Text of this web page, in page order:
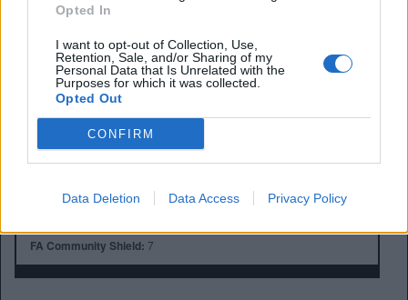
Opted In
I want to opt-out of Collection, Use,
Retention, Sale, and/or Sharing of my
Personal Data that Is Unrelated with the
Purposes for which it was collected.
Opted Out
CONFIRM
Data Deletion Data Access Privacy Policy
Anno di Fondazione:1882 come Hotspur F.C.
Stadio:Tottenham Hotspur Stadium (62850)
Città:Londra
Presidente:Daniel Levy
Ange Postecoglou
ALBO D'ORO
FA Cup:8
FA Community Shield: 7